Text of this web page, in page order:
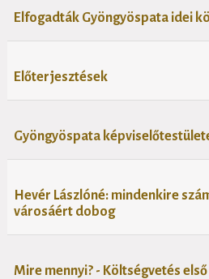
Elfogadták Gyöngyöspata idei
Előterjesztések
Gyöngyöspata
Hevér Lászlóné: mindenkire
városáért dobog
Mire mennyi? - Költségvetés